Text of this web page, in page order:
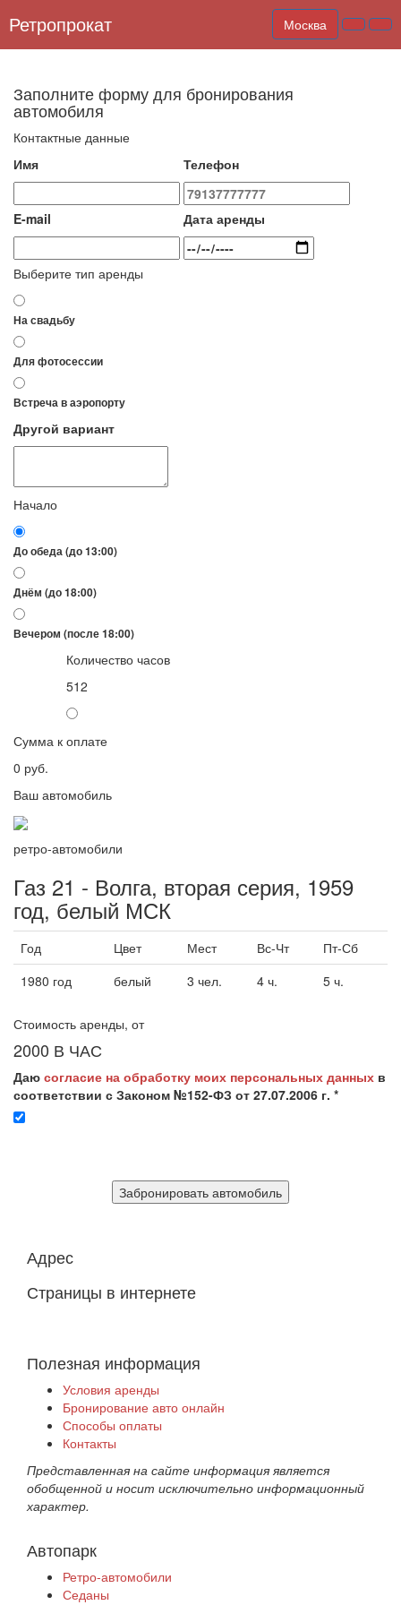
Ретропрокат Москва
Заполните форму для бронирования
автомобиля
Контактные данные
Имя
Телефон
E-mail Дата аренды
Выберите тип аренды
На свадьбу
Для фотосессии
Встреча в аэропорту
Другой вариант
Начало
До обеда (до 13:00)
Днём (до 18:00)
Вечером (после 18:00)
Количество часов
512
Сумма к оплате
0 руб.
Ваш автомобиль
ретро-автомобили
Газ 21 - Волга, вторая серия, 1959
год, белый МСК
Год Цвет Мест Вс-Чт
Пт-Сб
1980 год
белый 3 чел. 4 ч. 5 ч.
Стоимость аренды, от
2000 В ЧАС
Даю согласие на обработку моих персональных данных в
соответствии с Законом №152-ФЗ от 27.07.2006 г. *
Забронировать автомобиль
Адрес
Страницы в интернете
Полезная информация
Условия аренды
Бронирование авто онлайн
Способы оплаты
Контакты
Представленная на сайте информация является
обобщенной и носит исключительно информационный
характер.
Автопарк
Ретро-автомобили
Седаны